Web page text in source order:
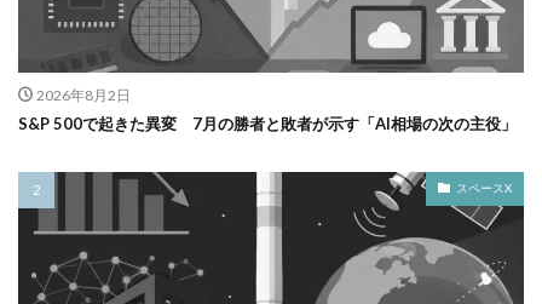
2026年8月2日
S&P 500で起きた異変 7月の勝者と敗者が示す「AI相場の次の主役」
スペースX